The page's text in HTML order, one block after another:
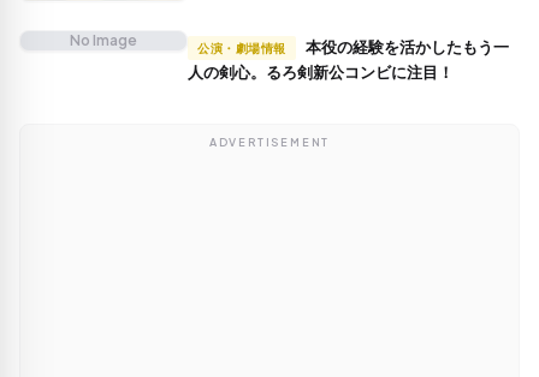
No Image 公演・劇場情報
人の剣心。るろ剣新公コンビに注目！
ADVERTISEMENT